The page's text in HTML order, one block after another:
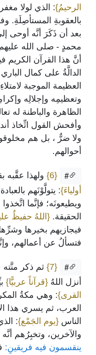
الرحيمُ}: الذي لولا
بالعقوبةِ المستأصِلَةِ.
بعد أن ذَكَرَ أنَّه أوحى
محمدٍ - صلى الله
أنَّ هذا القرآن الكريم
الدالَّةُ على كمال
العظيمة الموجبة
وتعظيمِه وإجلالِه
الظاهرة والباطنة له
وأفحش القول اتِّخاذ
ولا ضرٌّ ، بل هم
أحوالهم.
#
{6} ولهذا عقَّبه
أولياءَ}: يتولَّوْنَهم
ويطيعونَه؛ فإنَّما
الحقيقة. {اللهُ حفيظٌ
فيجازيهم بخيرها
فتسألُ عن أعمالهم،
#
{7}
ثم ذكر
أنزل اللهُ {قرآناً عربيًّا}
القرى}: وهي مكةُ
العرب، ثم يسري هذا
الناس {يوم الجَمْع}:
والآخرين، وتخبِرُهم أنَّه
ينقسمون فيه فريقينِ: